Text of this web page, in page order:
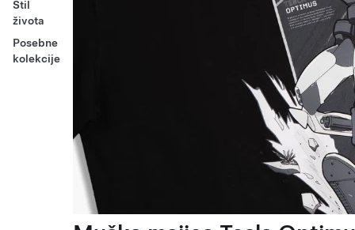
Stil
života
Posebne
kolekcije